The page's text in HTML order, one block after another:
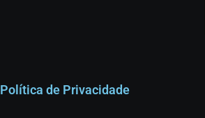
Política de Privacidade